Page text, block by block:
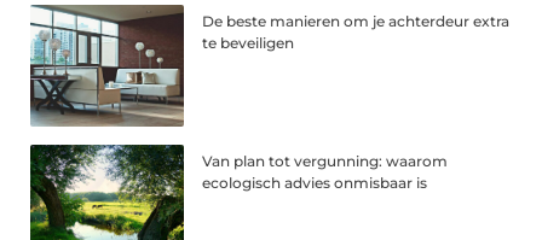
De beste manieren om je achterdeur extra
te beveiligen
Van plan tot vergunning: waarom
ecologisch advies onmisbaar is